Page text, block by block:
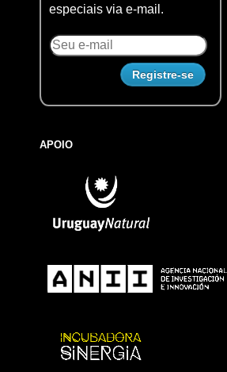
especiais via e-mail.
APOIO